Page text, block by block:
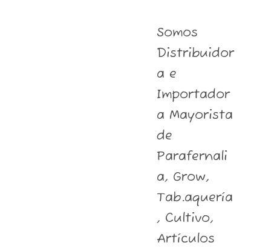
Somos
Distribuidor
a e
Importador
a Mayorista
de
Parafernali
a, Grow,
Tab.aquería
, Cultivo,
Artículos